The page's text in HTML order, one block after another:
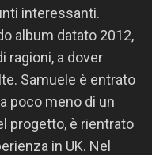
interessanti.
album datato 2012,
ragioni, a dover
Samuele è entrato
poco meno di un
progetto, è rientrato
in UK. Nel